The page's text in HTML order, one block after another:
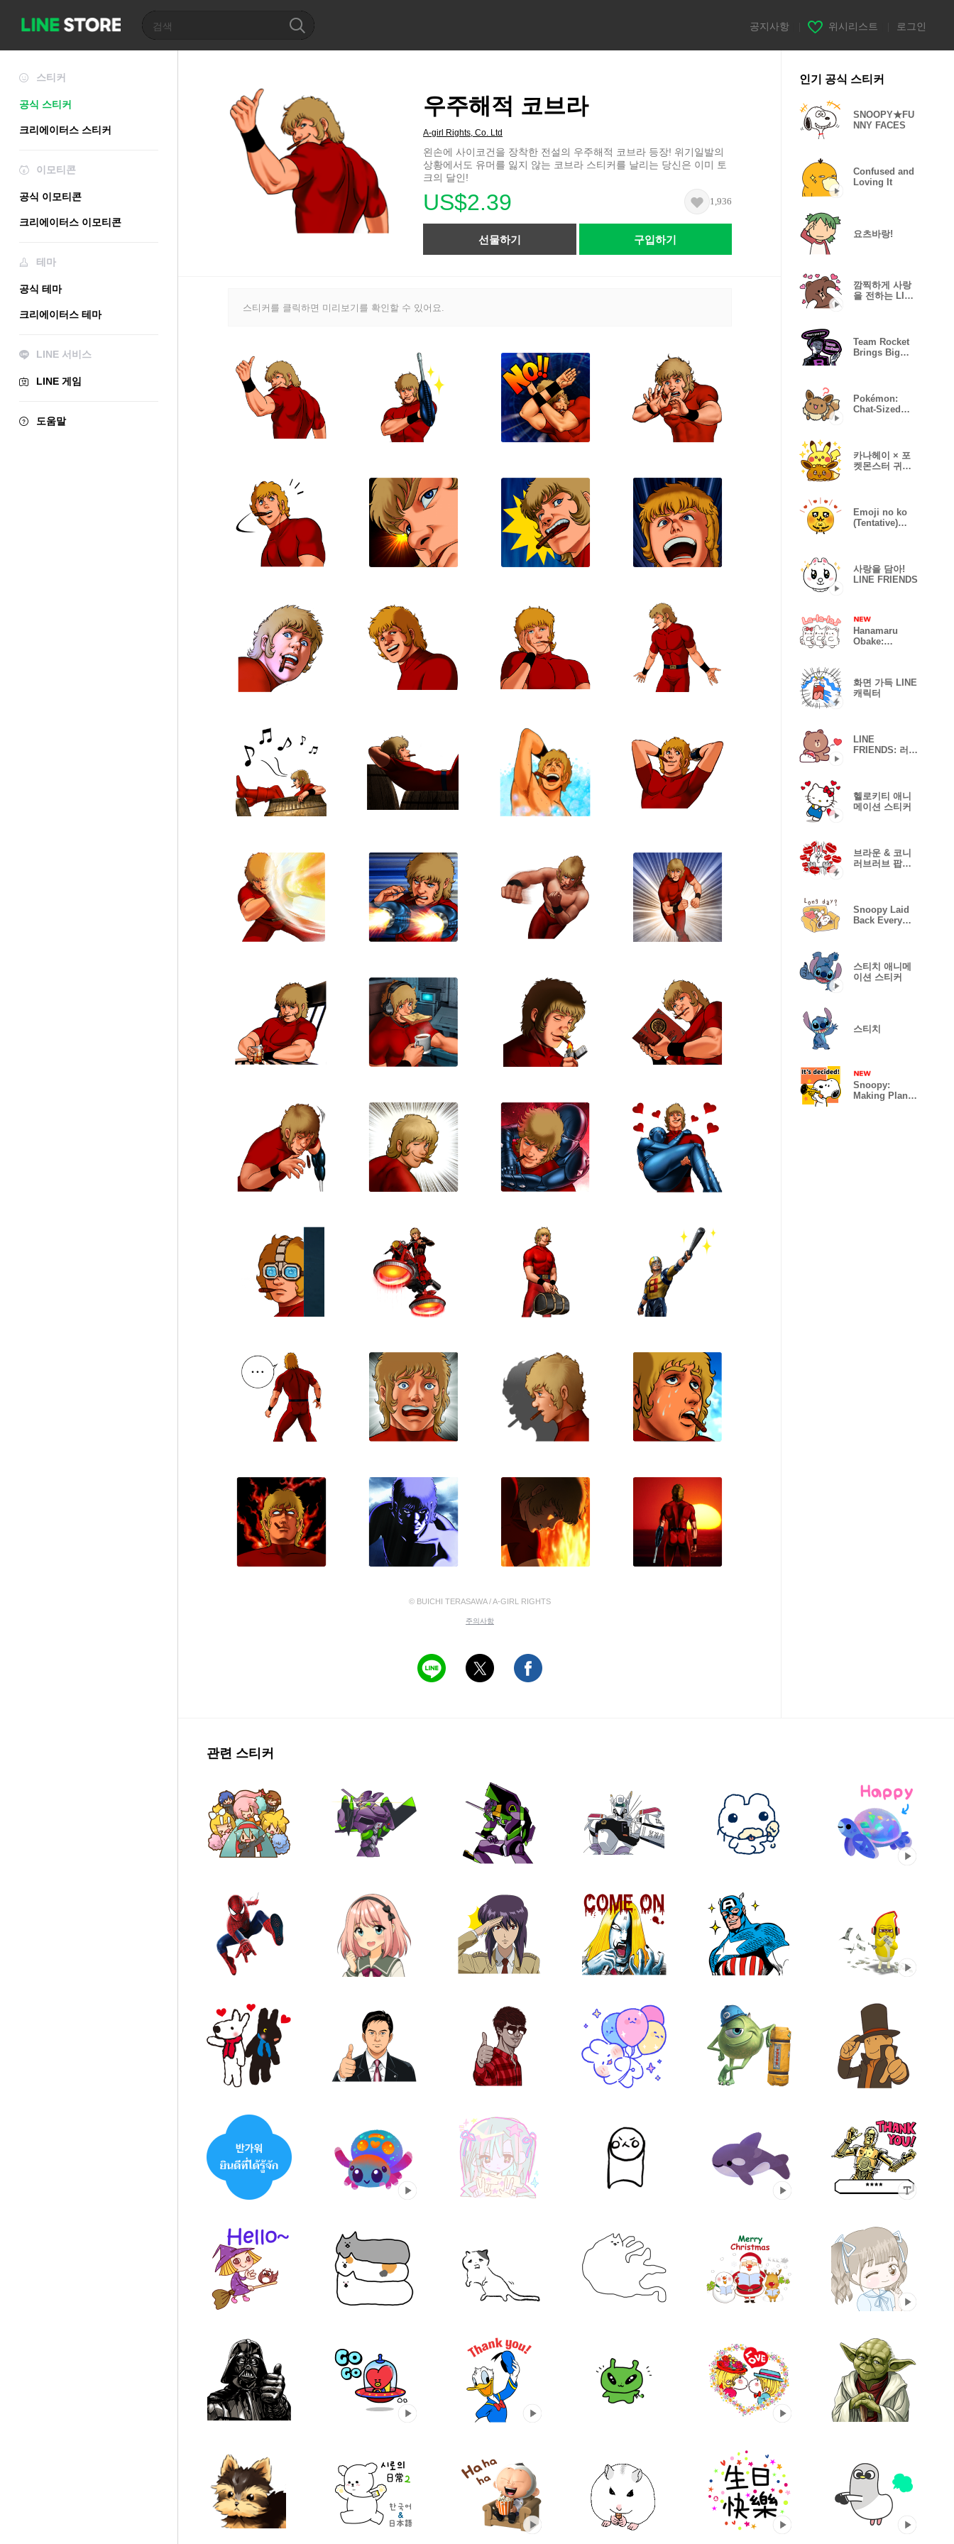
공지사항 위시리스트 로그인
스티커
공식 스티커
크리에이터스 스티커
이모티콘
공식 이모티콘
크리에이터스 이모티콘
테마
공식 테마
크리에이터스 테마
LINE 서비스
LINE 게임
도움말
우주해적 코브라
A-girl Rights, Co. Ltd
왼손에 사이코건을 장착한 전설의 우주해적 코브라 등장! 위기일발의
상황에서도 유머를 잃지 않는 코브라 스티커를 날리는 당신은 이미 토
크의 달인!
US$2.39 1,936
선물하기 구입하기
스티커를 클릭하면 미리보기를 확인할 수 있어요.
© BUICHI TERASAWA / A-GIRL RIGHTS
주의사항
인기 공식 스티커
SNOOPY★FU
NNY FACES
Confused and
Loving It
요츠바랑!
깜찍하게 사랑
을 전하는 LINE
Team Rocket
Brings Big
Pokémon:
Chat-Sized
카나헤이 × 포
켓몬스터 귀욤
Emoji no ko
(Tentative)
사랑을 담아!
LINE FRIENDS
Hanamaru
Obake:
화면 가득 LINE
캐릭터
LINE
FRIENDS: 러브
헬로키티 애니
메이션 스티커
브라운 & 코니
러브러브 팝업
Snoopy Laid
Back Every
스티치 애니메
이션 스티커
스티치
Snoopy:
Making Plans
관련 스티커